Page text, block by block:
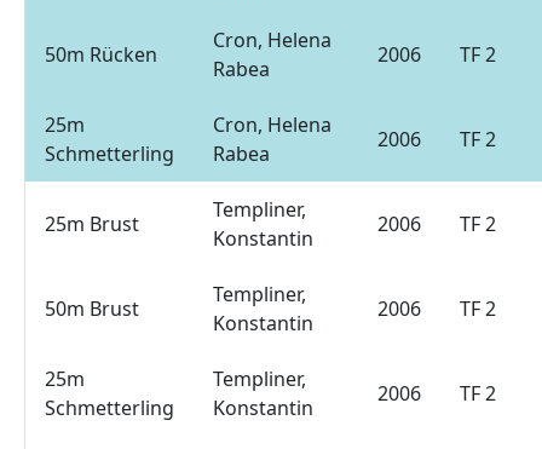
50m Rücken
Cron, Helena
Rabea
2006 TF 2
25m
Schmetterling
Cron, Helena
Rabea
2006 TF 2
25m Brust
Templiner,
Konstantin
2006 TF 2
50m Brust
Templiner,
Konstantin
2006 TF 2
25m
Schmetterling
Templiner,
Konstantin
2006 TF 2